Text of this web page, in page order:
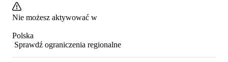
Nie możesz aktywować w
Polska
Sprawdź ograniczenia regionalne